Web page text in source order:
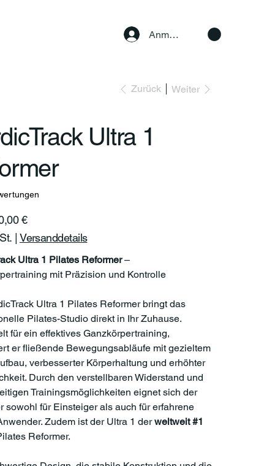
Anmelden
Zurück Weiter
Ultra 1
€
| Versanddetails
Ultra 1 Pilates Reformer–
mit Präzision und Kontrolle
Ultra 1 Pilates Reformer bringt das
Pilates-Studio direkt in Ihr Zuhause.
für ein effektives Ganzkörpertraining,
er fließende Bewegungsabläufe mit gezieltem
verbesserter Körperhaltung und erhöhter
Durch den verstellbaren Widerstand und
Trainingsmöglichkeiten eignet sich der
sowohl für Einsteiger als auch für erfahrene
Zudem ist der Ultra 1 derweltweit #1
Reformer.